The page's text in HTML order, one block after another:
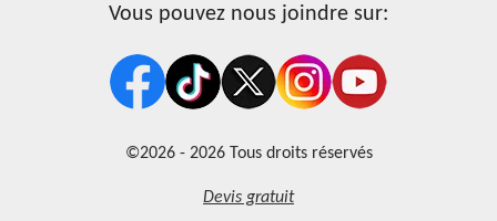
Vous pouvez nous joindre sur:
©2026 - 2026 Tous droits réservés
Devis gratuit